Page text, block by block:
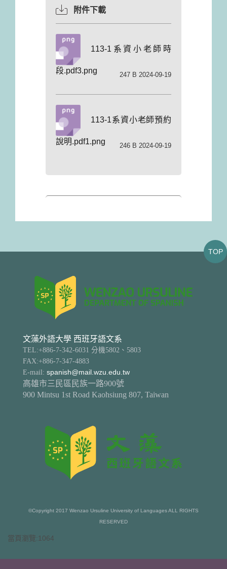
附件下載
113-1系資小老師時
段.pdf3.png 247 B 2024-09-19
113-1系資小老師預約
說明.pdf1.png 246 B 2024-09-19
文藻外語大學 西班牙語文系
TEL:+886-7-342-6031 分機5802、5803
FAX:+886-7-347-4883
E-mail: spanish@mail.wzu.edu.tw
高雄市三民區民族一路900號
900 Mintsu 1st Road Kaohsiung 807, Taiwan
©Copyright 2017 Wenzao Ursuline University of Languages ALL RIGHTS
RESERVED
當頁瀏覽:1064
TOP